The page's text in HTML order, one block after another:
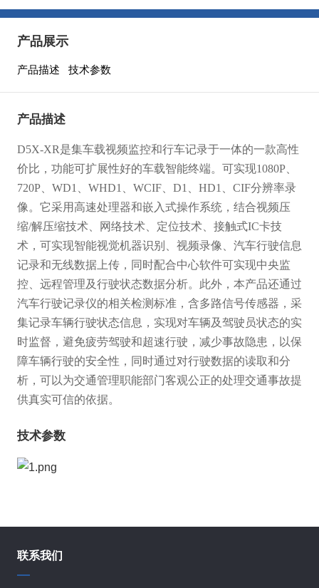
产品展示
产品描述 技术参数
产品描述
D5X-XR是集车载视频监控和行车记录于一体的一款高性
价比，功能可扩展性好的车载智能终端。可实现1080P、
720P、WD1、WHD1、WCIF、D1、HD1、CIF分辨率录
像。它采用高速处理器和嵌入式操作系统，结合视频压
缩/解压缩技术、网络技术、定位技术、接触式IC卡技
术，可实现智能视觉机器识别、视频录像、汽车行驶信息
记录和无线数据上传，同时配合中心软件可实现中央监
控、远程管理及行驶状态数据分析。此外，本产品还通过
汽车行驶记录仪的相关检测标准，含多路信号传感器，采
集记录车辆行驶状态信息，实现对车辆及驾驶员状态的实
时监督，避免疲劳驾驶和超速行驶，减少事故隐患，以保
障车辆行驶的安全性，同时通过对行驶数据的读取和分
析，可以为交通管理职能部门客观公正的处理交通事故提
供真实可信的依据。
技术参数
联系我们